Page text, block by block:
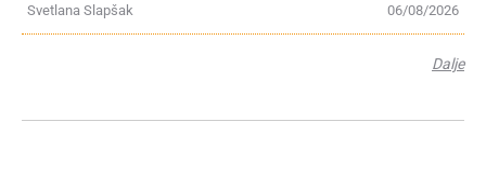
06/08/2026
Svetlana Slapšak
Dalje